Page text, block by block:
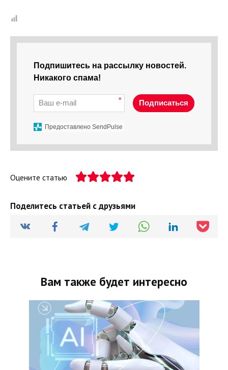
Подпишитесь на рассылку новостей.
Никакого спама!
* Подписаться
Предоставлено SendPulse
Оцените статью
Поделитесь статьей с друзьями
Вам также будет интересно